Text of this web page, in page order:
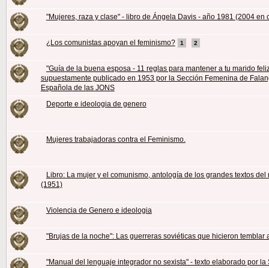
"Mujeres, raza y clase" - libro de Ángela Davis - año 1981 (2004 en
¿Los comunistas apoyan el feminismo? 1 2
"Guía de la buena esposa - 11 reglas para mantener a tu marido
supuestamente publicado en 1953 por la Sección Femenina de
Española de las JONS
Deporte e ideologia de genero
Mujeres trabajadoras contra el Feminismo.
Libro: La mujer y el comunismo, antología de los grandes textos del
(1951)
Violencia de Genero e ideologia
"Brujas de la noche": Las guerreras soviéticas que hicieron temblar
"Manual del lenguaje integrador no sexista" - texto elaborado por la